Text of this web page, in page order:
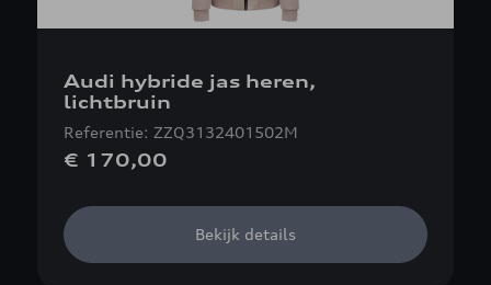
Audi hybride jas heren,
lichtbruin
Referentie: ZZQ3132401502M
€ 170,00
Bekijk details